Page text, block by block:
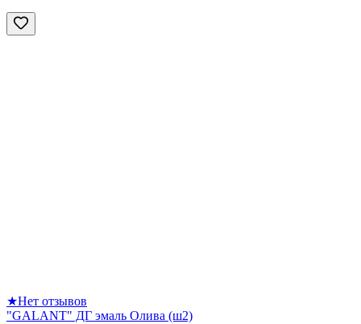
★Нет отзывов
"GALANT" ДГ эмаль Олива (ш2)